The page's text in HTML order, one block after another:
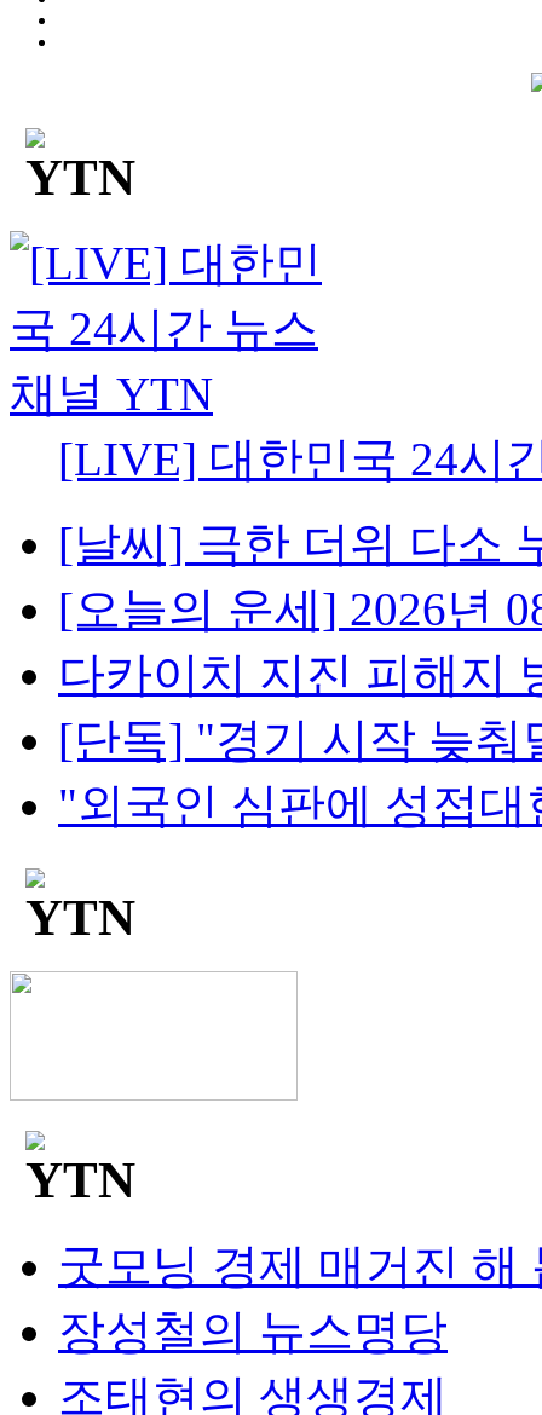
[LIVE] 대한민국 24시
[날씨] 극한 더위 다소
[오늘의 운세] 2026년
다카이치 지진 피해지
[단독] "경기 시작 늦춰
"외국인 심판에 성접대
굿모닝 경제 매거진 해
장성철의 뉴스명당
조태현의 생생경제